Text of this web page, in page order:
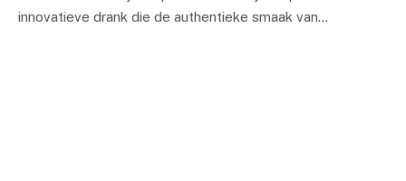
innovatieve drank die de authentieke smaak van…